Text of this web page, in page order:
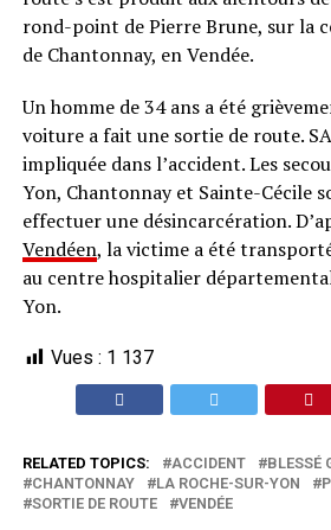
rond-point de Pierre Brune, sur la
de Chantonnay, en Vendée.
Un homme de 34 ans a été
voiture a fait une sortie de route.
impliquée dans l’accident. Les
Yon, Chantonnay et Sainte-Cécile
effectuer une désincarcération.
Vendéen, la victime a été
au centre hospitalier
Yon.
Vues : 1 137
RELATED TOPICS: ACCIDENT
BLESSÉ
CHANTONNAY
LA ROCHE-SUR-YON
SORTIE DE ROUTE
VENDÉE